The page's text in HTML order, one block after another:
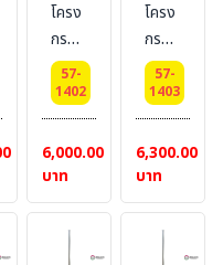
โครง
กรวย
ลม
บอก
ทิศทาง
Dai
50
cm.
เสา
สูง 1
57-
1402
6,000.00
บาท
โครง
กรวย
ลม
บอก
ทิศทาง
ลม
Dia.50
Cm.
พร้อม
เสา
57-
1403
6,300.00
บาท